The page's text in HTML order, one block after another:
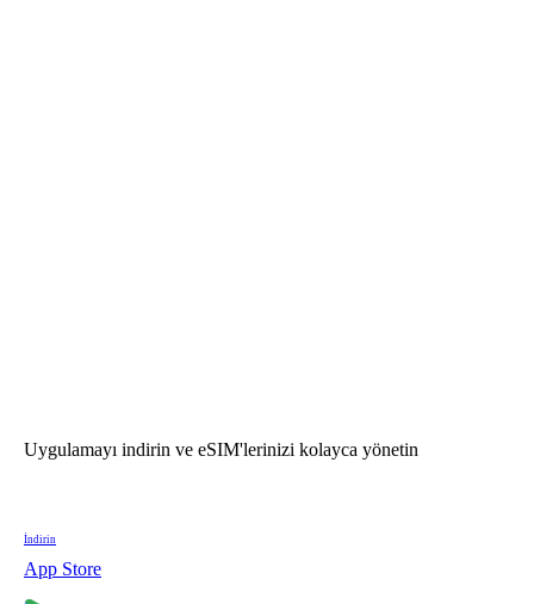
Uygulamayı indirin ve eSIM'lerinizi kolayca yönetin
İndirin
App Store